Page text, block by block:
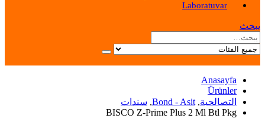
Laboratuvar
يبحث
Anasayfa
Ürünler
التصالحية,
Bond - Asit
, سندات
BISCO Z-Prime Plus 2 Ml Btl Pkg